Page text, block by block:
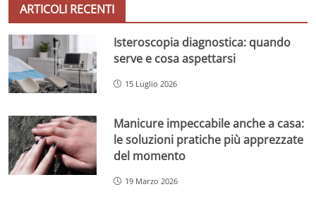
ARTICOLI RECENTI
Isteroscopia diagnostica: quando
serve e cosa aspettarsi
15 Luglio 2026
Manicure impeccabile anche a casa:
le soluzioni pratiche più apprezzate
del momento
19 Marzo 2026